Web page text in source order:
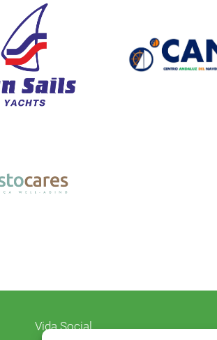
Vida Social